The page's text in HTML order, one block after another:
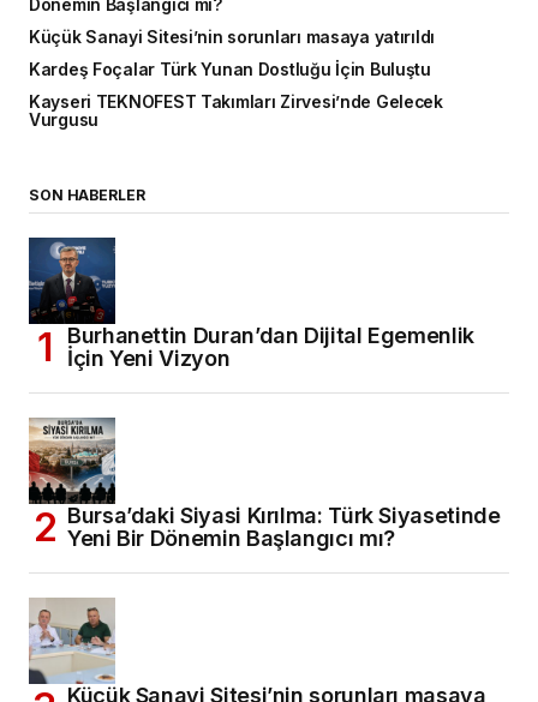
Dönemin Başlangıcı mı?
Küçük Sanayi Sitesi’nin sorunları masaya yatırıldı
Kardeş Foçalar Türk Yunan Dostluğu İçin Buluştu
Kayseri TEKNOFEST Takımları Zirvesi’nde Gelecek
Vurgusu
SON HABERLER
Burhanettin Duran’dan Dijital Egemenlik
İçin Yeni Vizyon
Bursa’daki Siyasi Kırılma: Türk Siyasetinde
Yeni Bir Dönemin Başlangıcı mı?
Küçük Sanayi Sitesi’nin sorunları masaya